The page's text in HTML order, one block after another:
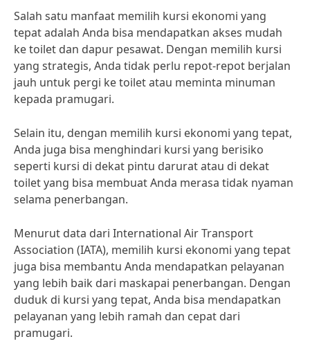
Salah satu manfaat memilih kursi ekonomi yang
tepat adalah Anda bisa mendapatkan akses mudah
ke toilet dan dapur pesawat. Dengan memilih kursi
yang strategis, Anda tidak perlu repot-repot berjalan
jauh untuk pergi ke toilet atau meminta minuman
kepada pramugari.
Selain itu, dengan memilih kursi ekonomi yang tepat,
Anda juga bisa menghindari kursi yang berisiko
seperti kursi di dekat pintu darurat atau di dekat
toilet yang bisa membuat Anda merasa tidak nyaman
selama penerbangan.
Menurut data dari International Air Transport
Association (IATA), memilih kursi ekonomi yang tepat
juga bisa membantu Anda mendapatkan pelayanan
yang lebih baik dari maskapai penerbangan. Dengan
duduk di kursi yang tepat, Anda bisa mendapatkan
pelayanan yang lebih ramah dan cepat dari
pramugari.